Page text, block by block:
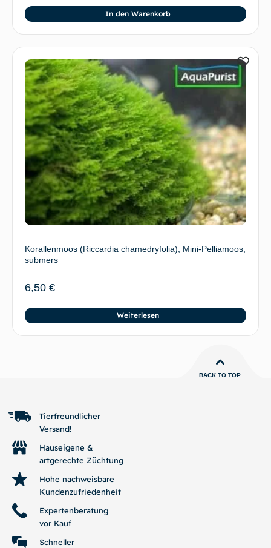
In den Warenkorb
Korallenmoos (Riccardia chamedryfolia), Mini-Pelliamoos,
submers
6,50 €
Weiterlesen
BACK TO TOP
Tierfreundlicher
Versand!
Hauseigene &
artgerechte Züchtung
Hohe nachweisbare
Kundenzufriedenheit
Expertenberatung
vor Kauf
Schneller